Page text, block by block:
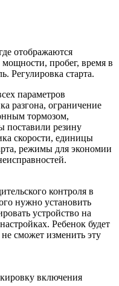
отображаются
пробег, время в
Регулировка старта.
параметров
разгона, ограничение
тормозом,
поставили резину
скорости, единицы
режимы для экономии
контроля в
нужно установить
устройство на
Ребенок будет
сможет изменить эту
включения